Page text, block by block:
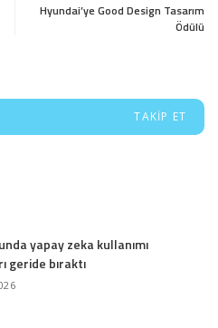
Hyundai’ye Good Design Tasarım
Ödülü
TAKIP ET
yapay zeka kullanımı
geride bıraktı